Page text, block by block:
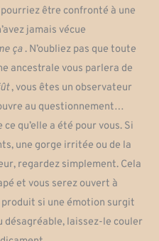
être confronté à une
jamais vécue
ça. N’oubliez pas que toute
ancestrale vous parlera de
, vous êtes un observateur
au questionnement…
qu’elle a été pour vous. Si
une gorge irritée ou de la
regardez simplement. Cela
et vous serez ouvert à
produit si une émotion surgit
désagréable, laissez-le couler